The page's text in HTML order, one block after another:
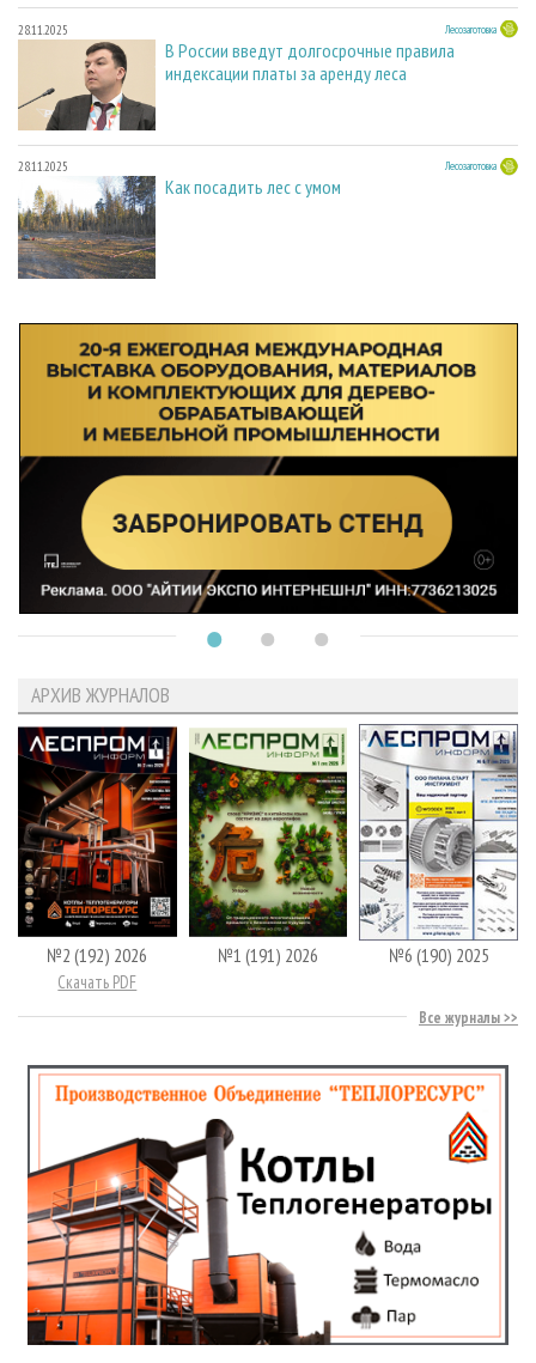
28.11.2025 Лесозаготовка
В России введут долгосрочные правила
индексации платы за аренду леса
28.11.2025 Лесозаготовка
Как посадить лес с умом
АРХИВ ЖУРНАЛОВ
№2 (192) 2026
Скачать PDF
№1 (191) 2026 №6 (190) 2025
Все журналы